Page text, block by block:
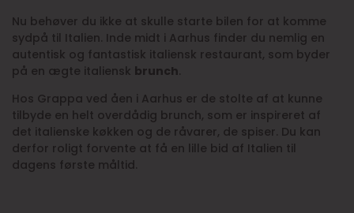
Nu behøver du ikke at skulle starte bilen for at komme
sydpå til Italien. Inde midt i Aarhus finder du nemlig en
autentisk og fantastisk italiensk restaurant, som byder
på en ægte italiensk brunch
Hos Grappa ved åen i Aarhus er de stolte af at kunne
tilbyde en helt overdådig brunch, som er inspireret af
det italienske køkken og de råvarer, de spiser. Du kan
derfor roligt forvente at få en lille bid af Italien til
dagens første måltid.